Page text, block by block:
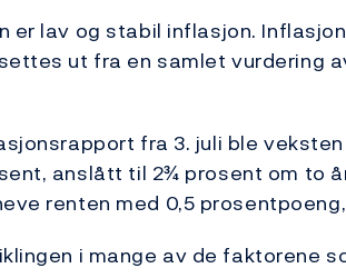
er lav og stabil inflasjon.
ut fra en samlet vurdering
fra 3. juli ble
anslått til 2¾ prosent om to
renten med 0,5
i mange av de faktorene